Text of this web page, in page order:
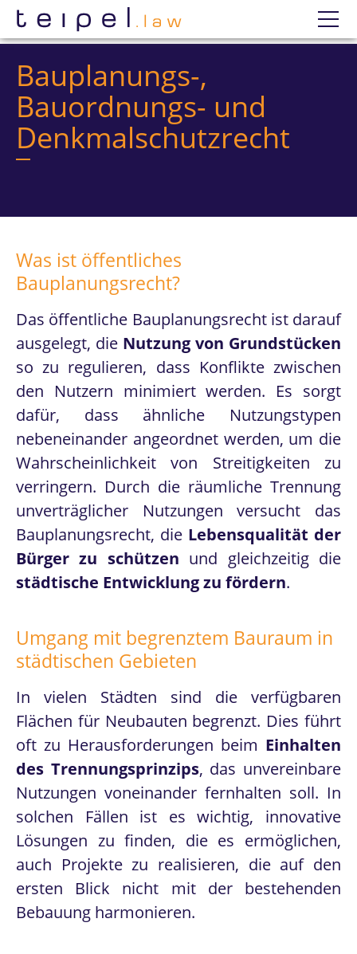
Wir
Kompetenzen
Akademisches Berufsrecht
Datenschutzrecht
Digitale Transformation
Gewerberecht
Hochschulrecht
Masterplatzklage
Privathochschulrecht
Promotionsrecht
Prüfungsrecht
Rechtsmittelrecht
Studienplatzklage
Verfassungsrecht
News
Karriere
Mandatierung
Datenschutzerklärung
Bauplanungs-,
Bauordnungs- und
Denkmalschutzrecht
Was ist öffentliches
Bauplanungsrecht?
Das öffentliche Bauplanungsrecht ist darauf
ausgelegt, die Nutzung von Grundstücken
so zu regulieren, dass Konflikte zwischen
den Nutzern minimiert werden. Es sorgt
dafür, dass ähnliche Nutzungstypen
nebeneinander angeordnet werden, um die
Wahrscheinlichkeit von Streitigkeiten zu
verringern. Durch die räumliche Trennung
unverträglicher Nutzungen versucht das
Bauplanungsrecht, die Lebensqualität der
Bürger zu schützen und gleichzeitig die
städtische Entwicklung zu fördern.
Umgang mit begrenztem Bauraum in
städtischen Gebieten
In vielen Städten sind die verfügbaren
Flächen für Neubauten begrenzt. Dies führt
oft zu Herausforderungen beim Einhalten
des Trennungsprinzips, das unvereinbare
Nutzungen voneinander fernhalten soll. In
solchen Fällen ist es wichtig, innovative
Lösungen zu finden, die es ermöglichen,
auch Projekte zu realisieren, die auf den
ersten Blick nicht mit der bestehenden
Bebauung harmonieren.